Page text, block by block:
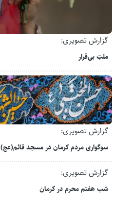
گزارش تصویری:
ملتِ بی‌قرار
گزارش تصویری:
سوگواری مردم کرمان در مسجد قائم(عج)
گزارش تصویری:
شب هفتم محرم در کرمان